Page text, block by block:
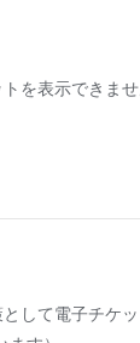
を表示できませ
して電子チケ